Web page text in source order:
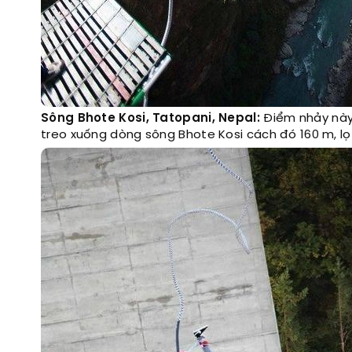
Sông Bhote Kosi, Tatopani, Nepal:Điểm nhảy
treo xuống dòng sông Bhote Kosi cách đó 160 m,